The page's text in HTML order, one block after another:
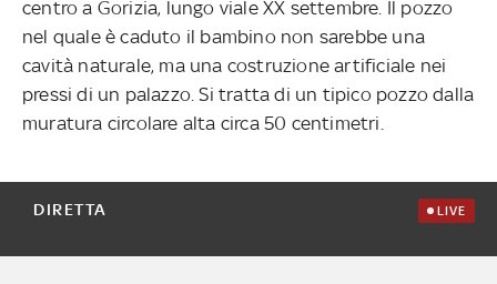
centro a Gorizia, lungo viale XX settembre. Il pozzo
nel quale è caduto il bambino non sarebbe una
cavità naturale, ma una costruzione artificiale nei
pressi di un palazzo. Si tratta di un tipico pozzo dalla
muratura circolare alta circa 50 centimetri.
DIRETTA LIVE